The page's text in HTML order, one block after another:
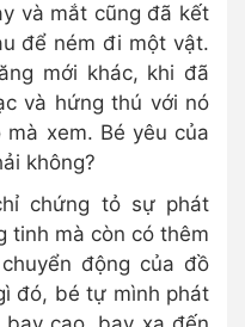
và mắt cũng đã kết
để ném đi một vật.
mới khác, khi đã
và hứng thú với nó
xem. Bé yêu của
không?
chứng tỏ sự phát
tinh mà còn có thêm
động của đồ
đó, bé tự mình phát